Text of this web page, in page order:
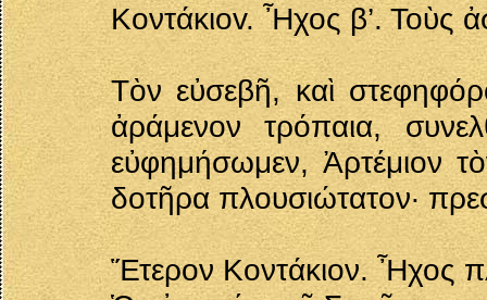
Κοντάκιοv. Ἦχος β’. Τοὺς
Τὸν εὐσεβῆ, καὶ
ἀράμενον τρόπαια,
εὐφημήσωμεν, Ἀρτέμιον
δοτῆρα πλουσιώτατον·
Ἕτερον Κοντάκιον. Ἦχος